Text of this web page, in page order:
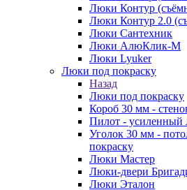
Люки Контур
Люки Контур 2.0
Люки Сантехник
Люки АлюКлик-М
Люки Lyuker
Люки под покраску
Назад
Люки под покраску
Короб 30 мм -
Пилот - усиленный
Уголок 30 мм -
покраску
Люки Мастер
Люки-двери
Люки Эталон